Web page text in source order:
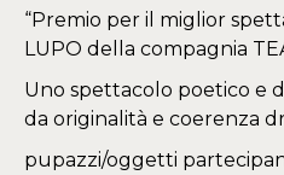
“Premio per il miglior
LUPO della compagnia
Uno spettacolo poetico e
da originalità e coerenza
pupazzi/oggetti